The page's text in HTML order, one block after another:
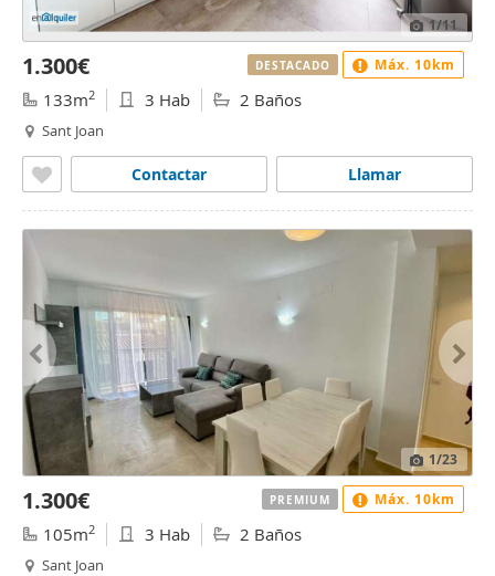
1/11
1.300€
133m2 3 Hab 2 Baños
Sant Joan
Llamar
Contactar
DESTACADO Máx. 10km
1/23
1.300€
105m2 3 Hab 2 Baños
Sant Joan
PREMIUM Máx. 10km